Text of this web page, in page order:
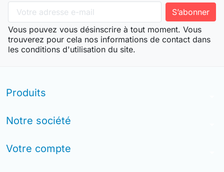
Vous pouvez vous désinscrire à tout moment. Vous
trouverez pour cela nos informations de contact dans
les conditions d'utilisation du site.
Produits
Notre société
Votre compte